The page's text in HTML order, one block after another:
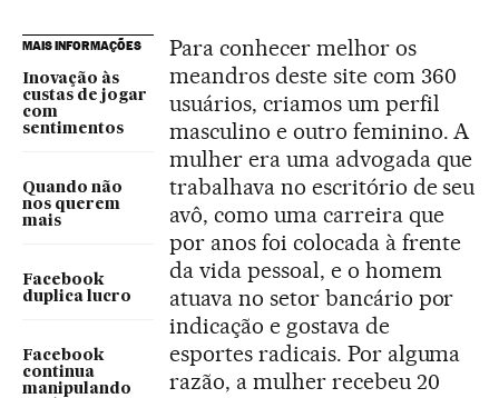
MAIS INFORMAÇÕES
Inovação às
custas de jogar
com
sentimentos
Quando não
nos querem
mais
Facebook
duplica lucro
Facebook
continua
manipulando
Para conhecer melhor os
meandros deste site com 360
usuários, criamos um perfil
masculino e outro feminino. A
mulher era uma advogada que
trabalhava no escritório de seu
avô, como uma carreira que
por anos foi colocada à frente
da vida pessoal, e o homem
atuava no setor bancário por
indicação e gostava de
esportes radicais. Por alguma
razão, a mulher recebeu 20